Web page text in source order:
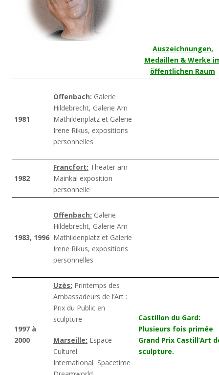
Auszeichnungen,
Medaillen & Werke
öffentlichen Raum
1981
Offenbach: Galerie
Hildebrecht, Galerie Am
Mathildenplatz et Galerie
Irene Rikus, expositions
personnelles
1982
Francfort: Theater am
Mainkai exposition
personnelle
1983, 1996
Offenbach: Galerie
Hildebrecht, Galerie Am
Mathildenplatz et Galerie
Irene Rikus, expositions
personnelles
1997 à
2000
Uzès: Printemps des
Ambassadeurs de l’Art :
Prix du Public en
sculpture
Marseille: Espace
Culturel
International Spacetime
Castillon du Gard:
Plusieurs fois primée
Grand Prix Castill’Art
sculpture.